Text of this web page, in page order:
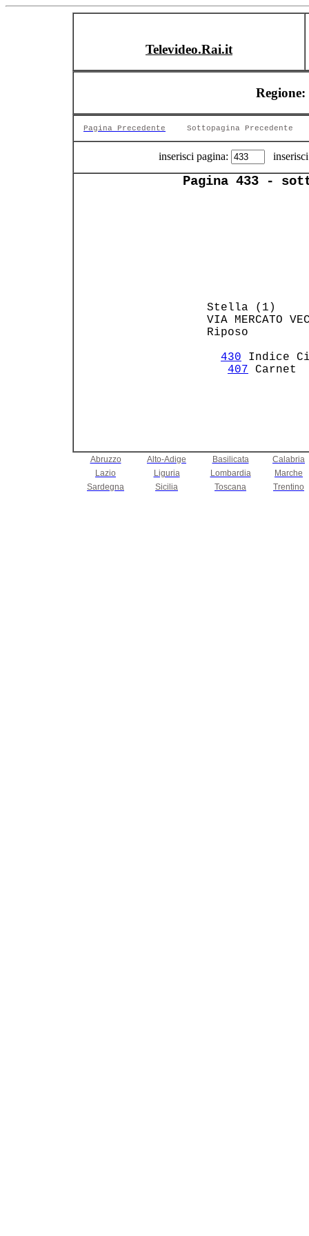
Televideo.Rai.it
Pagina Precedente Sottopagina Precedente
inserisci pagina:
Pagina 433 -
VIA MERCATO
430 Indice
407
Abruzzo Alto-Adige Basilicata
Calabria
Lazio
Liguria Lombardia
Marche
Sardegna
Sicilia Toscana Trentino